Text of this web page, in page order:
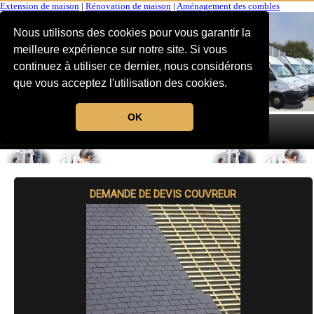
Nous utilisons des cookies pour vous garantir la
meilleure expérience sur notre site. Si vous
continuez à utiliser ce dernier, nous considérons
que vous acceptez l'utilisation des cookies.
OK
Extension de maison Rénovation de maison Aménagement des combles
MENU
DEMANDE DE DEVIS COUVREUR